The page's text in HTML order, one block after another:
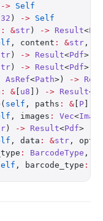
-> Self
) -> Self
: &str ) -> Result<Pdf
, content : &str ,
) -> Result<Pdf>
) -> Result<Pdf>
AsRef<Path>) ->
: & u8 ]) -> Result<
self , paths : & P
, images : Vec<
) -> Result<Pdf>
, data : &str ,
: BarcodeType ,
, barcode_type :